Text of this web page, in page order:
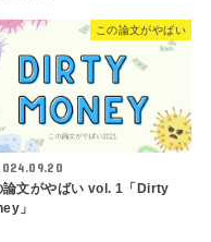
この論文がやばい
論文がやばい vol. 1「Dirty
」